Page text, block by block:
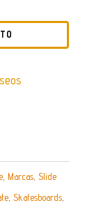
, Marcas, Slide
, Skatesboards,